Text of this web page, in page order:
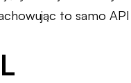
to samo